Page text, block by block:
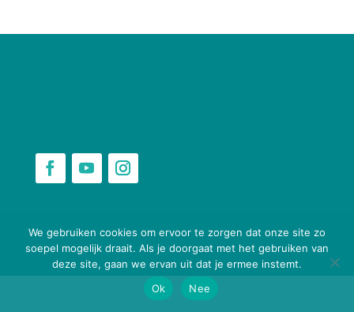
We gebruiken cookies om ervoor te zorgen dat onze site zo
soepel mogelijk draait. Als je doorgaat met het gebruiken van
deze site, gaan we ervan uit dat je ermee instemt.
Ok
Nee